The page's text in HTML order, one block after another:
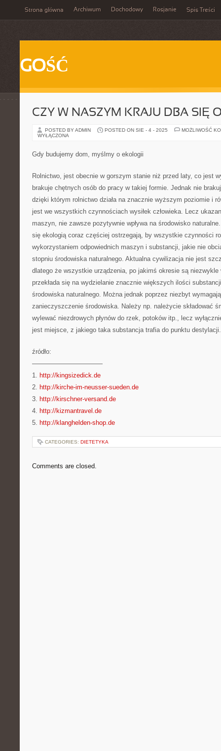
Strona główna Archiwum Dochodowy Rosjanie Spis Treści
GOŚĆ
CZY W NASZYM KRAJU DBA SIĘ
POSTED BY ADMIN POSTED ON SIE - 4 - 2025
MOŻLIWOŚĆ
WYŁĄCZONA
Gdy budujemy dom, myślmy o ekologii
Rolnictwo, jest obecnie w gorszym stanie niż przed laty, co jest
brakuje chętnych osób do pracy w takiej formie. Jednak nie
dzięki którym rolnictwo działa na znacznie wyższym poziomie i
jest we wszystkich czynnościach wysiłek człowieka. Lecz
maszyn, nie zawsze pozytywnie wpływa na środowisko
się ekologią coraz częściej ostrzegają, by wszystkie czynności
wykorzystaniem odpowiednich maszyn i substancji, jakie nie
stopniu środowiska naturalnego. Aktualna cywilizacja nie jest
dlatego że wszystkie urządzenia, po jakimś okresie są niezwykle
przekłada się na wydzielanie znacznie większych ilości
środowiska naturalnego. Można jednak poprzez niezbyt
zanieczyszczenie środowiska. Należy np. należycie składować
wylewać niezdrowych płynów do rzek, potoków itp., lecz
jest miejsce, z jakiego taka substancja trafia do punktu destylacji.
źródło:
———————————
1. http://kingsizedick.de
2. http://kirche-im-neusser-sueden.de
3. http://kirschner-versand.de
4. http://kizmantravel.de
5. http://klanghelden-shop.de
CATEGORIES: DIETETYKA
Comments are closed.